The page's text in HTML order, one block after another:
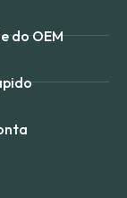
do OEM